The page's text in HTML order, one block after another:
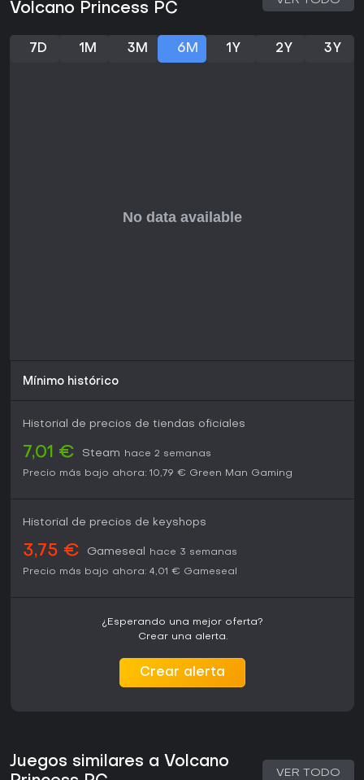
recepción de los jugadores ha sido mayoritariamente
hija.
Volcano Princess PC
7D 1M 3M 6M 1Y 2Y 3Y
Mínimo histórico
Historial de precios de tiendas oficiales
7,01 € Steam
hace 2 semanas
Precio más bajo ahora: 10,79 € Green Man Gaming
Historial de precios de keyshops
3,75 € Gameseal
hace 3 semanas
Precio más bajo ahora: 4,01 € Gameseal
¿Esperando una mejor oferta?
Crear una alerta.
Crear alerta
Juegos similares a Volcano
VER TODO